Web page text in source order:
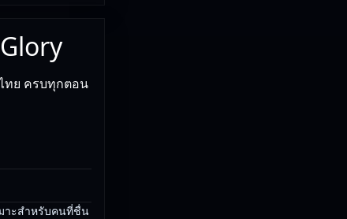
ทย ครบทุกตอน
าะสำหรับคนที่ชื่น